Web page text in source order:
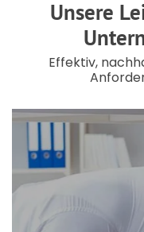
Unsere
Effektiv,